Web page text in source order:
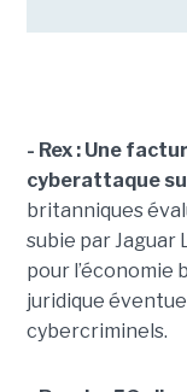
- Rex : Une
cyberattaque
britanniques
subie par Jaguar
pour l’économie
juridique
cybercriminels.